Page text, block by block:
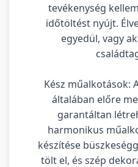
tevékenység
időtöltést nyújt.
egyedül, vagy
Kész műalkotások:
általában előre
garantáltan
harmonikus
készítése
tölt el, és szép